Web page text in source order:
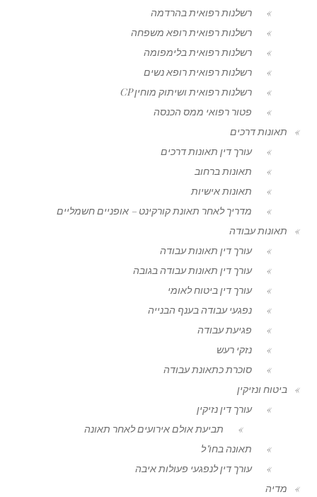
רשלנות רפואית בהרדמה
רשלנות רפואית רופא משפחה
רשלנות רפואית בלימפומה
רשלנות רפואית רופא נשים
רשלנות רפואית ושיתוק מוחין CP
פטור רפואי ממס הכנסה
תאונות דרכים
עורך דין תאונות דרכים
תאונות ברחוב
תאונות אישיות
מדריך לאחר תאונת קורקינט – אופניים חשמליים
תאונות עבודה
עורך דין תאונות עבודה
עורך דין תאונות עבודה בגובה
עורך דין ביטוח לאומי
נפגעי עבודה בענף הבנייה
פגיעת עבודה
נזקי רעש
סוכרת כתאונת עבודה
ביטוח ונזיקין
עורך דין נזיקין
תביעת אולם אירועים לאחר תאונה
תאונה בחו"ל
עורך דין לנפגעי פעולות איבה
מדיה